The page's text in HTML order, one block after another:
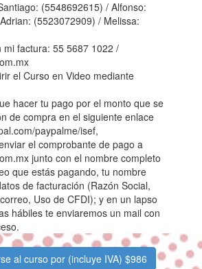
(5548692615) / Alfonso:
(5523072909) / Melissa:
mi factura: 55 5687 1022 /
el Curso en Video mediante
hacer tu pago por el monto que se
de compra en el siguiente enlace
paypalme/isef,
el comprobante de pago a
junto con el nombre completo
que estás pagando, tu nombre
de facturación (Razón Social,
Uso de CFDI); y en un lapso
hábiles te enviaremos un mail con
al curso por (incluye IVA) $986